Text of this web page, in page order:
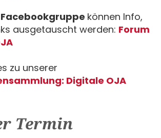
Facebookgruppe können Info,
ausgetauscht werden: Forum
zu unserer
Digitale OJA
Termin